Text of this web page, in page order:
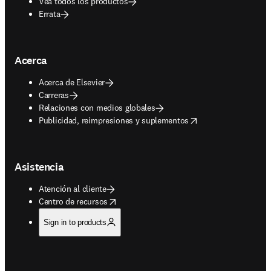
Errata
Acerca
Acerca de Elsevier
Carreras
Relaciones con medios globales
Publicidad, reimpresiones y suplementos
opens in new tab/window
Asistencia
Atención al cliente
Centro de recursos
opens in new tab/window
Sign in to products